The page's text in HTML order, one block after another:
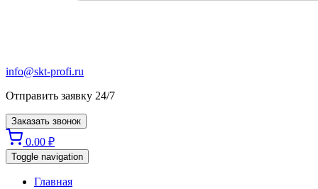
info@skt-profi.ru
Отправить заявку 24/7
Заказать звонок
0.00 ₽
Toggle navigation
Главная